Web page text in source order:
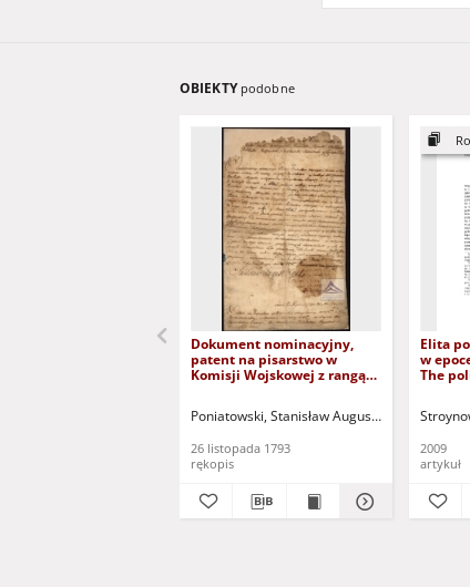
OBIEKTY podobne
Dokument nominacyjny,
patent na pisarstwo w
Komisji Wojskowej z rangą
Aleksandra Narbuta, nadany
Augusta z jego podpisem
oraz pieczęcią
Poniatowski, Stanisław August (król ; 1732-
26 listopada 1793
rękopis
Elita
w
The
2009
artykuł